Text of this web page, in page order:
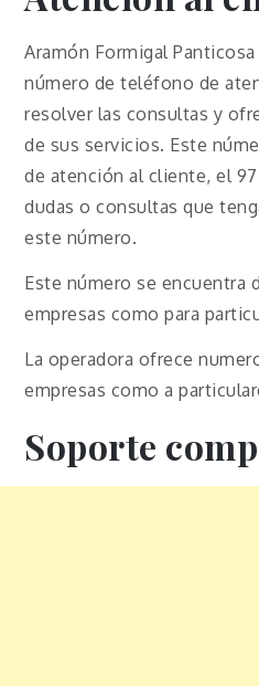
Aramón Formigal
número de teléfono de
resolver las consultas y
de sus servicios. Este
de atención al cliente, el
dudas o consultas que
este número.
Este número se encuentra
empresas como para
La operadora ofrece
empresas como a
Soporte